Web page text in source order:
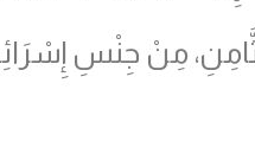
مِنْ جِنْسِ